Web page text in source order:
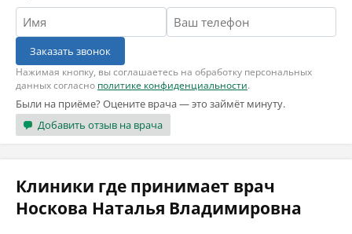
Заказать звонок
Нажимая кнопку, вы соглашаетесь на обработку персональных
данных согласно политике конфиденциальности.
Были на приёме? Оцените врача — это займёт минуту.
Добавить отзыв на врача
Клиники где принимает врач
Носкова Наталья Владимировна